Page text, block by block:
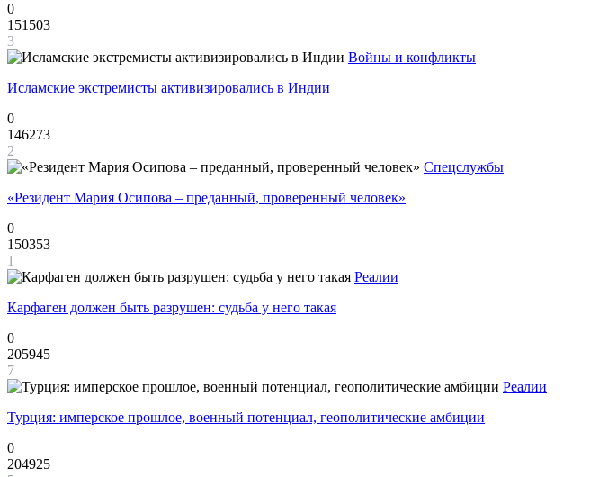
0
151503
3
Войны и конфликты
Исламские экстремисты активизировались в Индии
0
146273
2
Спецслужбы
«Резидент Мария Осипова – преданный, проверенный человек»
0
150353
1
Реалии
Карфаген должен быть разрушен: судьба у него такая
0
205945
7
Реалии
Турция: имперское прошлое, военный потенциал, геополитические амбиции
0
204925